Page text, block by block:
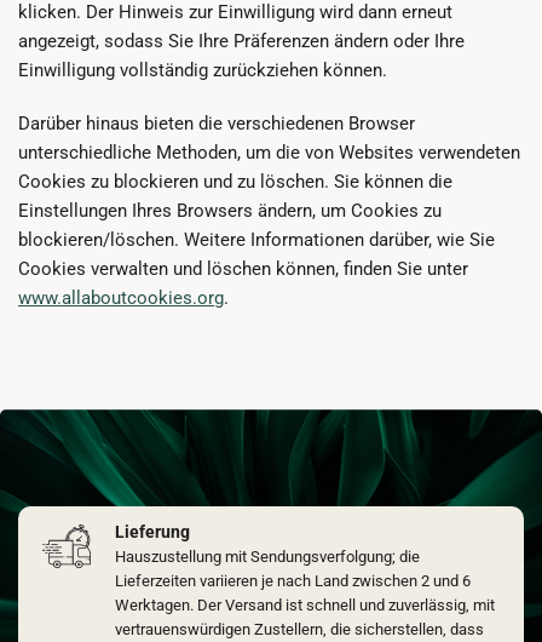
klicken. Der Hinweis zur Einwilligung wird dann erneut
angezeigt, sodass Sie Ihre Präferenzen ändern oder Ihre
Einwilligung vollständig zurückziehen können.
Darüber hinaus bieten die verschiedenen Browser
unterschiedliche Methoden, um die von Websites verwendeten
Cookies zu blockieren und zu löschen. Sie können die
Einstellungen Ihres Browsers ändern, um Cookies zu
blockieren/löschen. Weitere Informationen darüber, wie Sie
Cookies verwalten und löschen können, finden Sie unter
www.allaboutcookies.org.
Lieferung
Hauszustellung mit Sendungsverfolgung; die
Lieferzeiten variieren je nach Land zwischen 2 und 6
Werktagen. Der Versand ist schnell und zuverlässig, mit
vertrauenswürdigen Zustellern, die sicherstellen, dass